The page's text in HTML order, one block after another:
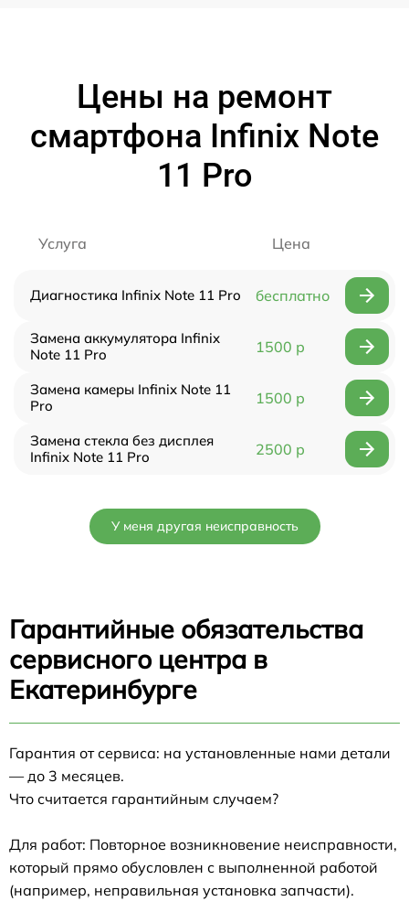
Цены на ремонт
смартфона Infinix Note
11 Pro
Услуга Цена
Диагностика Infinix Note 11 Pro бесплатно
Замена аккумулятора Infinix
Note 11 Pro
1500 р
Замена камеры Infinix Note 11
Pro
1500 р
Замена стекла без дисплея
Infinix Note 11 Pro
2500 р
У меня другая неисправность
Гарантийные обязательства
сервисного центра в
Екатеринбурге
Гарантия от сервиса: на установленные нами детали
— до 3 месяцев.
Что считается гарантийным случаем?
Для работ: Повторное возникновение неисправности,
который прямо обусловлен с выполненной работой
(например, неправильная установка запчасти).